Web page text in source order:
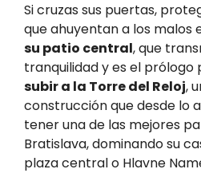
Si cruzas sus puertas,
que ahuyentan a los malos
su patio central, que
tranquilidad y es el
subir a la Torre del Reloj,
construcción que desde lo
tener una de las mejores
Bratislava, dominando su
plaza central o Hlavne